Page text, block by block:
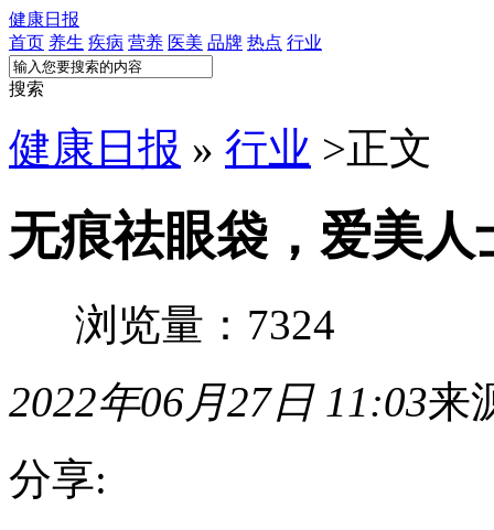
健康日报
首页 养生 疾病 营养 医美 品牌 热点 行业
搜索
健康日报 » 行业 >正文
无痕祛眼袋，爱美人
浏览量：7324
2022年06月27日 11:03来
分享: